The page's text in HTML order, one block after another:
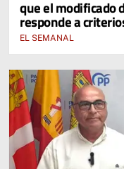
que el modificado
responde a
EL SEMANAL